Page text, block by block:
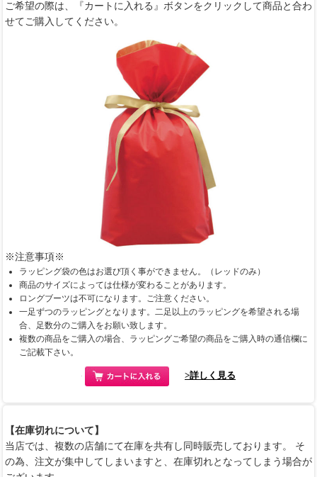
ご希望の際は、『カートに入れる』ボタンをクリックして商品と合わ
せてご購入してください。
※注意事項※
ラッピング袋の色はお選び頂く事ができません。（レッドのみ）
商品のサイズによっては仕様が変わることがあります。
ロングブーツは不可になります。ご注意ください。
一足ずつのラッピングとなります。二足以上のラッピングを希望される場
合、足数分のご購入をお願い致します。
複数の商品をご購入の場合、ラッピングご希望の商品をご購入時の通信欄に
ご記載下さい。
>詳しく見る
【在庫切れについて】
当店では、複数の店舗にて在庫を共有し同時販売しております。 そ
の為、注文が集中してしまいますと、在庫切れとなってしまう場合が